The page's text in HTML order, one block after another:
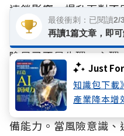
Just
知識包下載
產業降本增
連鎖影響，提升面對不
面對超高齡社會、少
險早已不是生理、心
此交織的整體挑戰。本
查報告》提醒我們，除
重要的是及早辨識風
備能力。當風險意識、
最後衝刺：已閱讀2/
再讀1篇文章，即可